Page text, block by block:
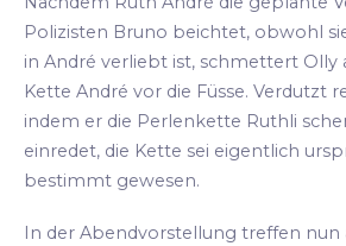
Polizisten Bruno beichtet, obwohl
in André verliebt ist, schmettert Olly
Kette André vor die Füsse. Verdutzt
indem er die Perlenkette Ruthli
einredet, die Kette sei eigentlich
bestimmt gewesen.
In der Abendvorstellung treffen nun